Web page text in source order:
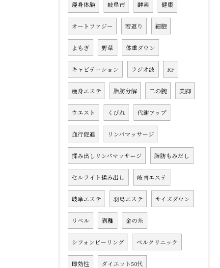
痩身体験 岐阜市 酵素 健康
オートファジー 若返り 細胞
よもぎ 野草 体重ダウン
キャビテーション ラジオ波 RF
痩身エステ 脂肪分解 二の腕 美脚
ウエスト くびれ 代謝アップ
血行促進 リンパマッサージ
揉み出しリンパマッサージ 脂肪もみだし
セルライト揉み出し 岐南エステ
岐阜エステ 羽島エステ サイズダウン
リベル 剥離 金の糸
シフォンピーリング ベルクリニック
即効性 ダイエット50代